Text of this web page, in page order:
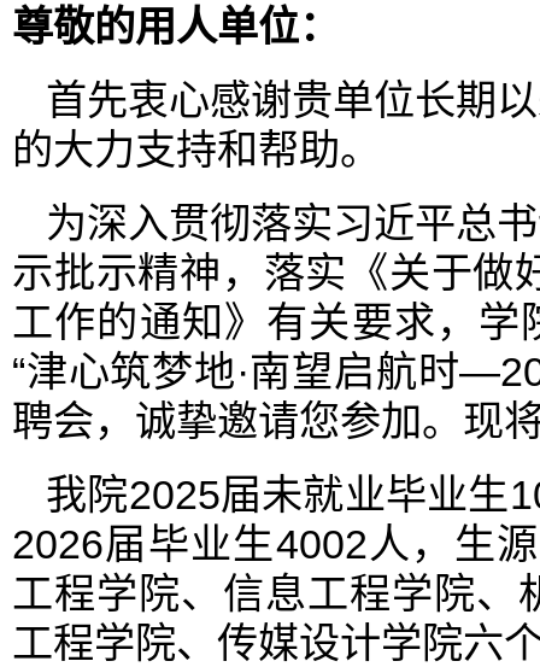
尊敬的用人单位：
首先衷心感谢贵单位长期
的大力支持和帮助。
为深入贯彻落实习近平总
示批示精神，落实《关于做
工作的通知》有关要求，
“津心筑梦地·南望启航时
聘会，诚挚邀请您参加。现
我院2025届未就业毕业生
2026届毕业生4002人，生
工程学院、信息工程学院、
工程学院、传媒设计学院六